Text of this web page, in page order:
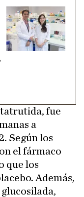
fue
a
Según los
el fármaco
que los
Además,